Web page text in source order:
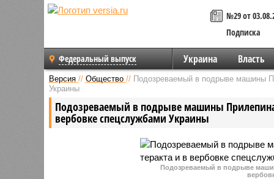
№29 от
Подписка
Федеральный выпуск Украина Власть
Версия // Общество // Подозреваемый в подрыве машины
Украины
Подозреваемый в подрыве машины
вербовке спецслужбами Украины
Подозреваемый в подрыве